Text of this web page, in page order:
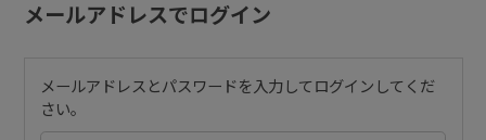
メールアドレスでログイン
メールアドレスとパスワードを入力してログインしてくだ
さい。